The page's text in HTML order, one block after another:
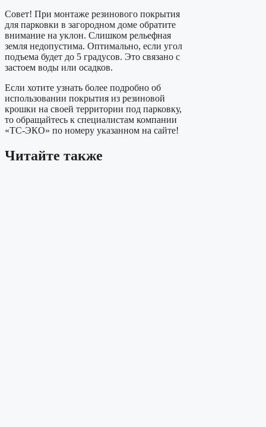
Совет! При монтаже резинового покрытия
для парковки в загородном доме обратите
внимание на уклон. Слишком рельефная
земля недопустима. Оптимально, если угол
подъема будет до 5 градусов. Это связано с
застоем воды или осадков.
Если хотите узнать более подробно об
использовании покрытия из резиновой
крошки на своей территории под парковку,
то обращайтесь к специалистам компании
«ТС-ЭКО» по номеру указанном на сайте!
Читайте также